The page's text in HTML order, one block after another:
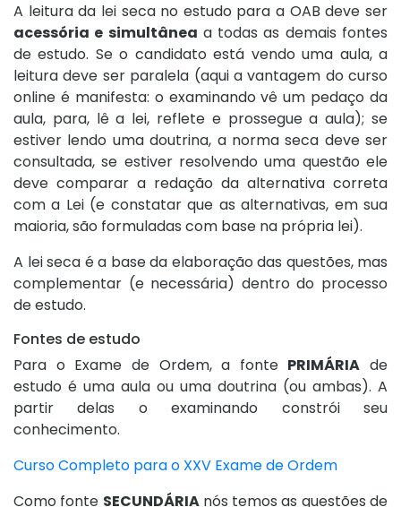
A leitura da lei seca no estudo para a OAB deve ser
acessória e simultânea a todas as demais fontes
de estudo. Se o candidato está vendo uma aula, a
leitura deve ser paralela (aqui a vantagem do curso
online é manifesta: o examinando vê um pedaço da
aula, para, lê a lei, reflete e prossegue a aula); se
estiver lendo uma doutrina, a norma seca deve ser
consultada, se estiver resolvendo uma questão ele
deve comparar a redação da alternativa correta
com a Lei (e constatar que as alternativas, em sua
maioria, são formuladas com base na própria lei).
A lei seca é a base da elaboração das questões, mas
complementar (e necessária) dentro do processo
de estudo.
Fontes de estudo
Para o Exame de Ordem, a fonte PRIMÁRIA de
estudo é uma aula ou uma doutrina (ou ambas). A
partir delas o examinando constrói seu
conhecimento.
Curso Completo para o XXV Exame de Ordem
Como fonte SECUNDÁRIAnós temos as questões de